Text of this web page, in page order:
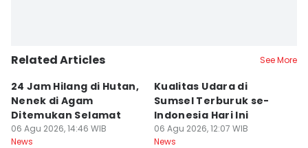
Related Articles See More
24 Jam Hilang di Hutan,
Nenek di Agam
Ditemukan Selamat
06 Agu 2026, 14:46 WIB
News
Kualitas Udara di
Sumsel Terburuk se-
Indonesia Hari Ini
06 Agu 2026, 12:07 WIB
News